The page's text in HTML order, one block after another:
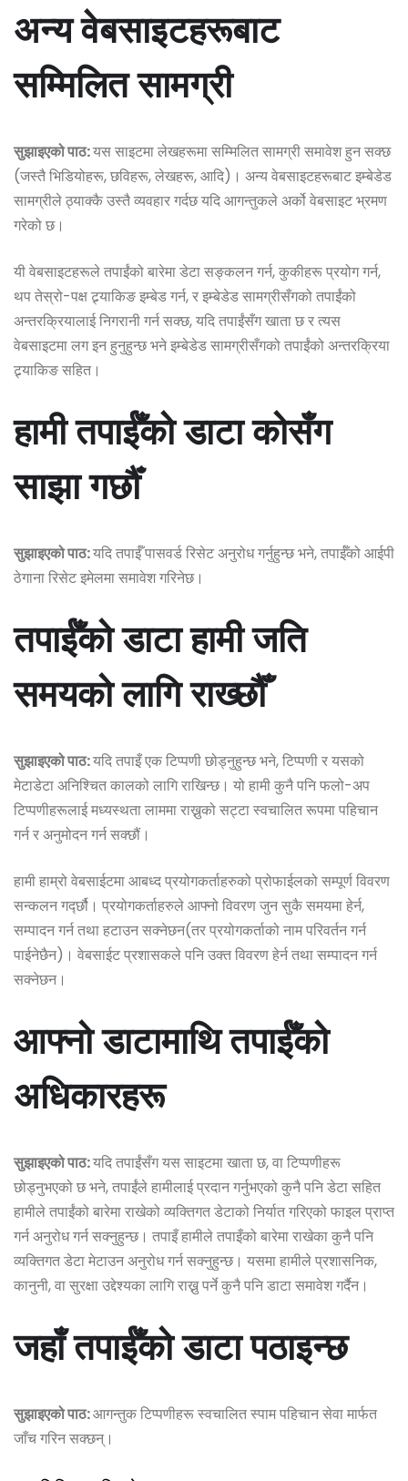
अन्य वेबसाइटहरूबाट
सम्मिलित सामग्री
सुझाइएको पाठ:यस साइटमा लेखहरूमा सम्मिलित सामग्री समावेश हुन सक्छ
(जस्तै भिडियोहरू, छविहरू, लेखहरू, आदि)। अन्य वेबसाइटहरूबाट इम्बेडेड
सामग्रीले ठ्याक्कै उस्तै व्यवहार गर्दछ यदि आगन्तुकले अर्को वेबसाइट भ्रमण
गरेको छ।
यी वेबसाइटहरूले तपाईंको बारेमा डेटा सङ्कलन गर्न, कुकीहरू प्रयोग गर्न,
थप तेस्रो-पक्ष ट्र्याकिङ इम्बेड गर्न, र इम्बेडेड सामग्रीसँगको तपाईंको
अन्तरक्रियालाई निगरानी गर्न सक्छ, यदि तपाईंसँग खाता छ र त्यस
वेबसाइटमा लग इन हुनुहुन्छ भने इम्बेडेड सामग्रीसँगको तपाईंको अन्तरक्रिया
ट्र्याकिङ सहित।
हामी तपाईँको डाटा कोसँग
साझा गर्छौँ
सुझाइएको पाठ:यदि तपाईँ पासवर्ड रिसेट अनुरोध गर्नुहुन्छ भने, तपाईँको आईपी
ठेगाना रिसेट इमेलमा समावेश गरिनेछ।
तपाईँको डाटा हामी जति
समयको लागि राख्छौँ
सुझाइएको पाठ:यदि तपाइँ एक टिप्पणी छोड्नुहुन्छ भने, टिप्पणी र यसको
मेटाडेटा अनिश्चित कालको लागि राखिन्छ। यो हामी कुनै पनि फलो-अप
टिप्पणीहरूलाई मध्यस्थता लाममा राख्नुको सट्टा स्वचालित रूपमा पहिचान
गर्न र अनुमोदन गर्न सक्छौं।
हामी हाम्रो वेबसाईटमा आबध्द प्रयोगकर्ताहरुको प्रोफाईलको सम्पूर्ण विवरण
सन्कलन गर्द्छौ। प्रयोगकर्ताहरुले आफ्नो विवरण जुन सुकै समयमा हेर्न,
सम्पादन गर्न तथा हटाउन सक्नेछन(तर प्रयोगकर्ताको नाम परिवर्तन गर्न
पाईनेछैन)। वेबसाईट प्रशासकले पनि उक्त विवरण हेर्न तथा सम्पादन गर्न
सक्नेछन।
आफ्नो डाटामाथि तपाईँको
अधिकारहरू
सुझाइएको पाठ:यदि तपाईंसँग यस साइटमा खाता छ, वा टिप्पणीहरू
छोड्नुभएको छ भने, तपाईंले हामीलाई प्रदान गर्नुभएको कुनै पनि डेटा सहित
हामीले तपाईंको बारेमा राखेको व्यक्तिगत डेटाको निर्यात गरिएको फाइल प्राप्त
गर्न अनुरोध गर्न सक्नुहुन्छ। तपाइँ हामीले तपाइँको बारेमा राखेका कुनै पनि
व्यक्तिगत डेटा मेटाउन अनुरोध गर्न सक्नुहुन्छ। यसमा हामीले प्रशासनिक,
कानुनी, वा सुरक्षा उद्देश्यका लागि राख्नु पर्ने कुनै पनि डाटा समावेश गर्दैन।
जहाँ तपाईँको डाटा पठाइन्छ
सुझाइएको पाठ:आगन्तुक टिप्पणीहरू स्वचालित स्पाम पहिचान सेवा मार्फत
जाँच गरिन सक्छन्।